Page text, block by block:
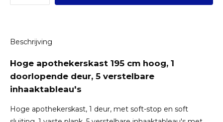
Beschrijving
Hoge apothekerskast 195 cm hoog, 1
doorlopende deur, 5 verstelbare
inhaaktableau's
Hoge apothekerskast, 1 deur, met soft-stop en soft